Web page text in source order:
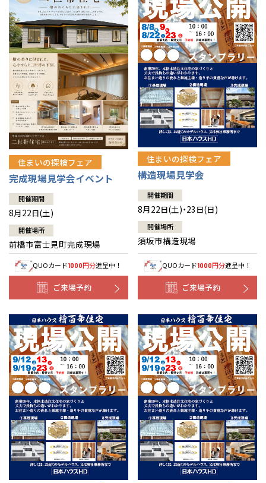
住まいの探検フェア
完成現場見学会イベント
開催期間
8月22日(土)
開催場所
前橋市富士見町完成現場
QUOカード1000円分進呈中！
ご来場予約
住まいの探検フェア
構造現場見学会
開催期間
8月22日(土)・23日(日)
開催場所
須坂市構造現場
QUOカード1000円分進呈中！
ご来場予約